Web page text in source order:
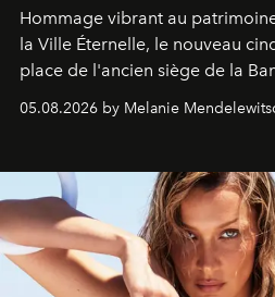
Hommage vibrant au
la Ville Éternelle, le nouveau
place de l'ancien siège de la
de vivre Romain dans toute
05.08.2026 by Melanie